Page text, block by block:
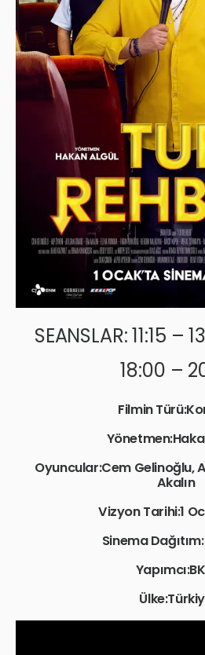
SEANSLAR: 11:15 –
18:00 –
Filmin
Oyuncular:Cem Gelinoğlu,
Akalın
Vizyon Tarihi:1
Sinema Dağıtım: